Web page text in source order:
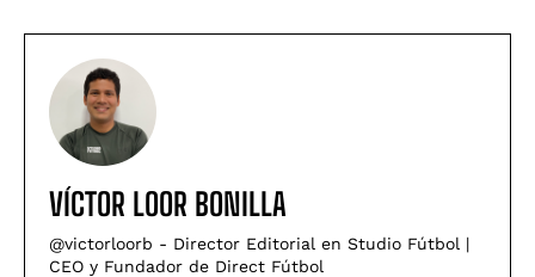
VÍCTOR LOOR BONILLA
@victorloorb - Director Editorial en Studio Fútbol |
CEO y Fundador de Direct Fútbol